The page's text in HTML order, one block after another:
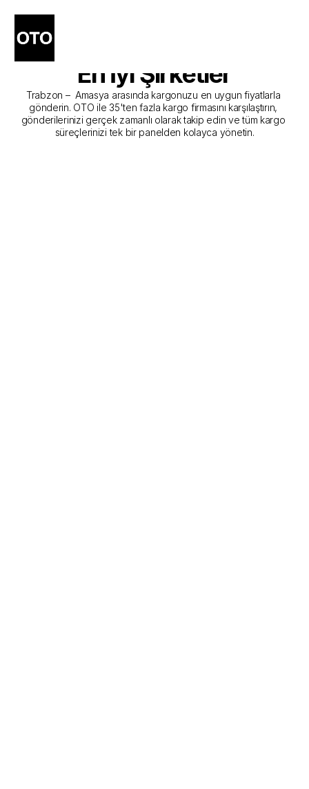
Trabzon - Amasya Kargo
Gönderim Hizmeti Sunan
En İyi Şirketler
Trabzon –  Amasya arasında kargonuzu en uygun fiyatlarla
gönderin. OTO ile 35'ten fazla kargo firmasını karşılaştırın,
gönderilerinizi gerçek zamanlı olarak takip edin ve tüm kargo
süreçlerinizi tek bir panelden kolayca yönetin.